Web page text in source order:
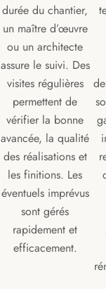
durée du chantier,
un maître d’œuvre
ou un architecte
assure le suivi. Des
visites régulières
permettent de
vérifier la bonne
avancée, la qualité
des réalisations et
les finitions. Les
éventuels imprévus
sont gérés
rapidement et
efficacement.